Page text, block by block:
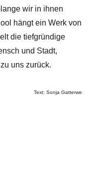
wir in ihnen
hängt ein Werk von
die tiefgründige
und Stadt,
uns zurück.
Text: Sonja Gatterwe